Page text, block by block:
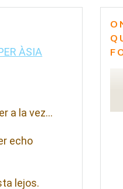
ÀSIA
a la vez…
echo
lejos.